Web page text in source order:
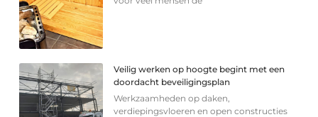
Veilig werken op hoogte begint met een
doordacht beveiligingsplan
Werkzaamheden op daken,
verdiepingsvloeren en open constructies